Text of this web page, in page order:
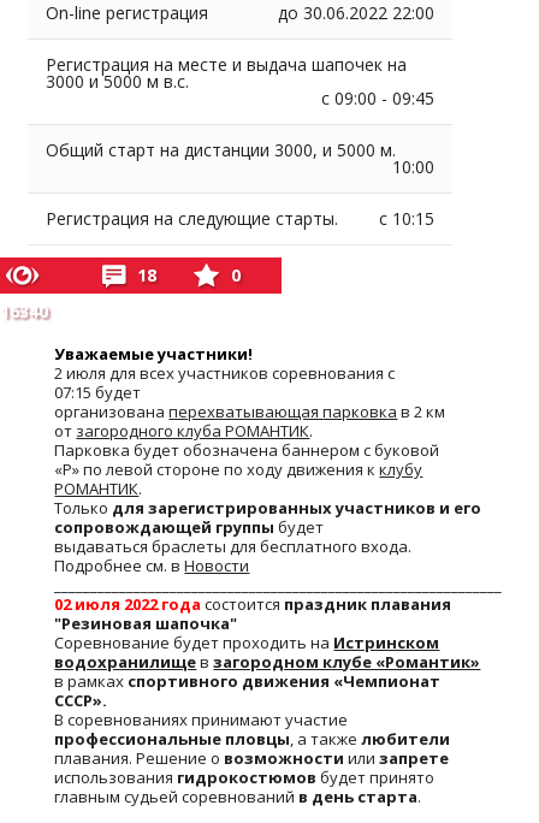
On-line регистрация до 30.06.2022 22:00
Регистрация на месте и выдача шапочек на
3000 и 5000 м в.с.
с 09:00 - 09:45
Общий старт на дистанции 3000, и 5000 м.
10:00
Регистрация на следующие старты. с 10:15
16340
18 0
Уважаемые участники!
2 июля для всех участников соревнования с
07:15 будет
организованаперехватывающаяпарковка в 2 км
от загородного клуба РОМАНТИК.
Парковка будет обозначена баннером с буковой
«P» по левой стороне по ходу движения кклубу
РОМАНТИК.
Только для зарегистрированных участников и его
сопровождающей группы будет
выдаваться браслеты для бесплатного входа.
Подробнее см. вНовости
02 июля 2022 года состоится праздник плавания
"Резиновая шапочка"
Соревнование будет проходить на Истринском
водохранилищевзагородном клубе «Романтик»
в рамках спортивного движения «Чемпионат
СССР».
В соревнованиях принимают участие
профессиональные пловцы, а такжелюбители
плавания. Решение о возможности илизапрете
использования гидрокостюмов будет принято
главным судьей соревнований в день старта.